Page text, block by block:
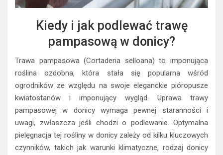
Kiedy i jak podlewać trawę
pampasową w donicy?
Trawa pampasowa (Cortaderia selloana) to imponująca
roślina ozdobna, która stała się popularna wśród
ogrodników ze względu na swoje eleganckie pióropusze
kwiatostanów i imponujący wygląd. Uprawa trawy
pampasowej w donicy wymaga pewnej staranności i
uwagi, zwłaszcza jeśli chodzi o podlewanie. Optymalna
pielęgnacja tej rośliny w donicy zależy od kilku kluczowych
czynników, takich jak warunki klimatyczne, rodzaj donicy